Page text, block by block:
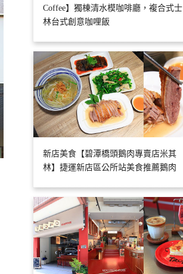
Coffee】獨棟清水模咖啡廳，複合式士
林台式創意咖哩飯
新店美食【碧潭橋頭鵝肉專賣店米其
林】捷運新店區公所站美食推薦鵝肉